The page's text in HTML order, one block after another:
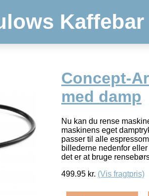
Kaffebar
Concept-
med damp
Nu kan du rense
maskinens eget
passer til alle
billederne nedenfor
det er at bruge
499.95 kr. (Vis fragtpris)